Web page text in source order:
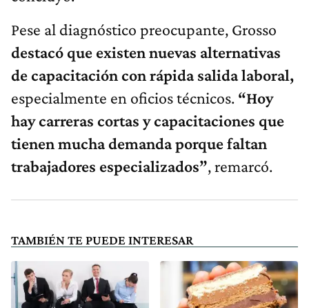
Pese al diagnóstico preocupante, Grosso
destacó que existen nuevas alternativas
de capacitación con rápida salida laboral,
especialmente en oficios técnicos. “Hoy
hay carreras cortas y capacitaciones que
tienen mucha demanda porque faltan
trabajadores especializados”, remarcó.
TAMBIÉN TE PUEDE INTERESAR